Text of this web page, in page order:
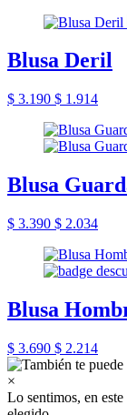
Blusa Deril
$ 3.190 $ 1.914
Blusa
$ 3.390 $ 2.034
Blusa
$ 3.690 $ 2.214
×
Lo sentimos, en